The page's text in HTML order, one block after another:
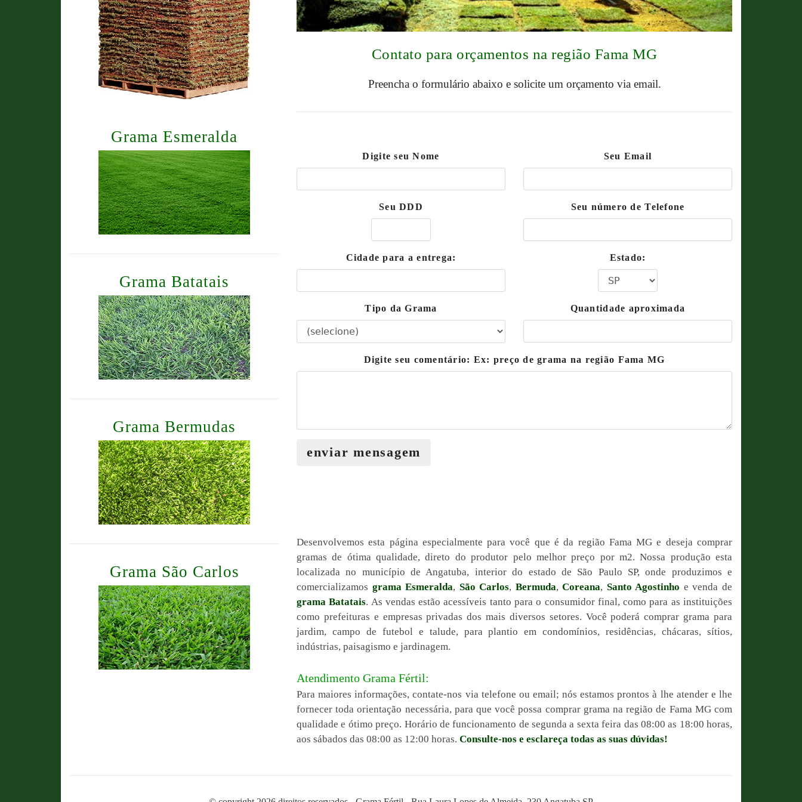
Grama Esmeralda
Grama Batatais
Grama Bermudas
Grama São Carlos
Contato para orçamentos na região Fama MG
Preencha o formulário abaixo e solicite um orçamento via email.
Digite seu Nome Seu Email
Seu DDD Seu número de Telefone
Cidade para a entrega: Estado:
Tipo da Grama Quantidade aproximada
Digite seu comentário: Ex: preço de grama na região Fama MG
enviar mensagem
Desenvolvemos esta página especialmente para você que é da região Fama MG e deseja comprar
gramas de ótima qualidade, direto do produtor pelo melhor preço por m2. Nossa produção esta
localizada no município de Angatuba, interior do estado de São Paulo SP, onde produzimos e
comercializamos grama Esmeralda, São Carlos, Bermuda,Coreana, Santo Agostinho e venda de
grama Batatais. As vendas estão acessíveis tanto para o consumidor final, como para as instituições
como prefeituras e empresas privadas dos mais diversos setores. Você poderá comprar grama para
jardim, campo de futebol e talude, para plantio em condomínios, residências, chácaras, sítios,
indústrias, paisagismo e jardinagem.
Atendimento Grama Fértil:
Para maiores informações, contate-nos via telefone ou email; nós estamos prontos à lhe atender e lhe
fornecer toda orientação necessária, para que você possa comprar grama na região de Fama MG com
qualidade e ótimo preço. Horário de funcionamento de segunda a sexta feira das 08:00 as 18:00 horas,
aos sábados das 08:00 as 12:00 horas. Consulte-nos e esclareça todas as suas dúvidas!